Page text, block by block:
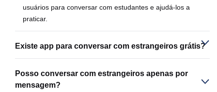
usuários para conversar com estudantes e ajudá-los a
praticar.
Existe app para conversar com estrangeiros grátis?
Posso conversar com estrangeiros apenas por
mensagem?